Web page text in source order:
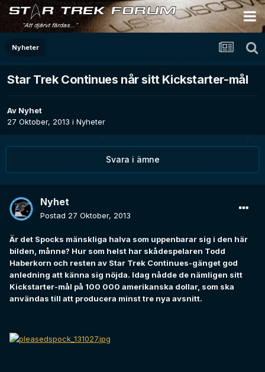
Nyheter
Star Trek Continues når sitt Kickstarter-mål
Av Nyhet
27 Oktober, 2013 i Nyheter
Svara i ämne
Nyhet
Postad 27 Oktober, 2013
Är det Spocks mänskliga halva som uppenbarar sig i den här
bilden, månne? Hur som helst har skådespelaren Todd
Haberkorn och resten av Star Trek Continues-gänget god
anledning att känna sig nöjda. Idag nådde de nämligen sitt
Kickstarter-mål på 100 000 amerikanska dollar, som ska
användas till att producera minst tre nya avsnitt.